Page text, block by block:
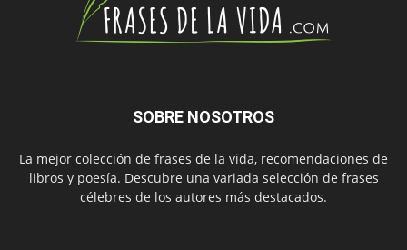
SOBRE NOSOTROS
La mejor colección de frases de la vida, recomendaciones de
libros y poesía. Descubre una variada selección de frases
célebres de los autores más destacados.